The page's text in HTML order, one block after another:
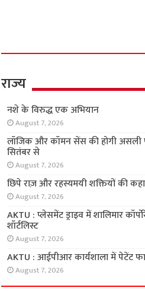
राज्य
नशे के विरुद्ध एक अभियान
August 7, 2026
लॉजिक और कॉमन सेंस की होगी असली
सितंबर से
August 7, 2026
छिपे राज़ और रहस्यमयी शक्तियों की
August 7, 2026
AKTU : प्लेसमेंट ड्राइव में शालिमार
शॉर्टलिस्ट
August 7, 2026
AKTU : आईपीआर कार्यशाला में पेटेंट
August 7, 2026